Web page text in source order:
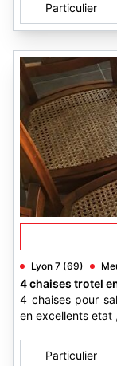
Particulier
Lyon 7 (69)
4 chaises trotel
4 chaises pour
en excellents etat
Particulier